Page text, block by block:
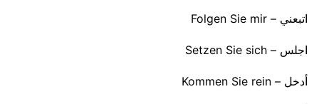
اتبعني – Folgen Sie mir
اجلس – Setzen Sie sich
أدخل – Kommen Sie rein